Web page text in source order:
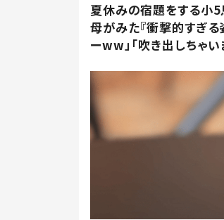
夏休みの宿題をする小5
母がみた『衝撃的すぎる
ーww」「吹き出しちゃ